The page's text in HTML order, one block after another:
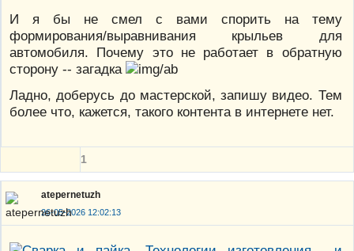
И я бы не смел с вами спорить на тему
формирования/выравнивания крыльев для
автомобиля. Почему это не работает в обратную
сторону -- загадка
Ладно, доберусь до мастерской, запишу видео. Тем
более что, кажется, такого контента в интернете нет.
1
atepernetuzh
26-05-2026 12:02:13